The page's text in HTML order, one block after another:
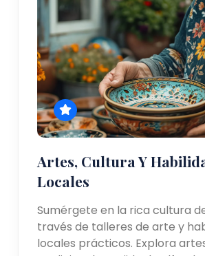
Artes, Cultura Y
Locales
Sumérgete en la rica cultura
través de talleres de arte y
locales prácticos. Explora